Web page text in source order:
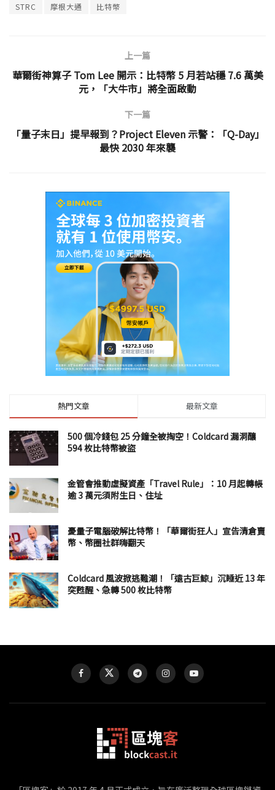
STRC
摩根大通 比特幣
上一篇
華爾街神算子 Tom Lee 開示：比特幣 5 月若站穩 7.6 萬美
元，「大牛市」將全面啟動
下一篇
「量子末日」提早報到？Project Eleven 示警：「Q-Day」
最快 2030 年來襲
熱門文章 最新文章
500 個冷錢包 25 分鐘全被掏空！Coldcard 漏洞釀
594 枚比特幣被盜
金管會推動虛擬資產「Travel Rule」：10 月起轉帳
逾 3 萬元須附生日、住址
憂量子電腦破解比特幣！「華爾街狂人」宣告清倉賣
幣、幣圈社群嗨翻天
Coldcard 風波掀逃難潮！「遠古巨鯨」沉睡近 13 年
突甦醒、急轉 500 枚比特幣